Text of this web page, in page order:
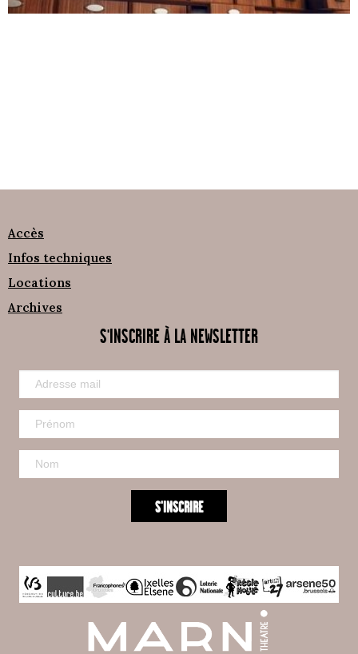
Accès
Infos techniques
Locations
Archives
S'INSCRIRE À LA NEWSLETTER